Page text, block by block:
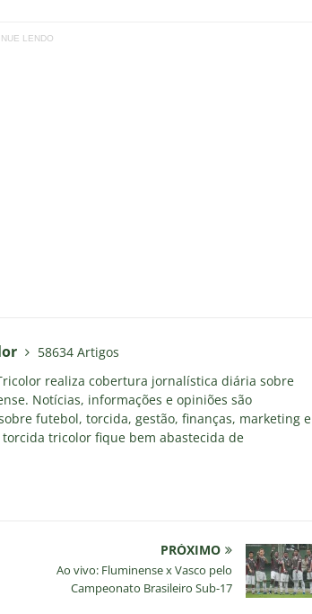
LENDO
58634 Artigos
realiza cobertura jornalística diária sobre
Notícias, informações e opiniões são
futebol, torcida, gestão, finanças, marketing e
tricolor fique bem abastecida de
PRÓXIMO
Ao vivo: Fluminense x Vasco pelo
Campeonato Brasileiro Sub-17